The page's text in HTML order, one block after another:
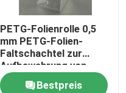
PETG-Folienrolle 0,5
mm PETG-Folien-
Faltschachtel zur
Aufbewahrung von
Geschenkverpackungen
Bestpreis